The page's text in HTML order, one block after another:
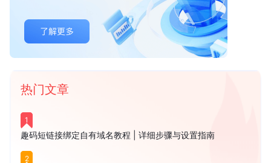
热门文章
1
趣码短链接绑定自有域名教程 | 详细步骤与设置指南
2